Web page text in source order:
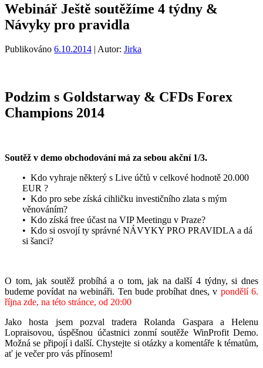
Webinář Ještě soutěžíme 4 týdny &
Návyky pro pravidla
Publikováno 6.10.2014 | Autor: Jirka
Podzim s Goldstarway & CFDs Forex
Champions 2014
Soutěž v demo obchodování má za sebou akční 1/3.
• Kdo vyhraje některý s Live účtů v celkové hodnotě 20.000
EUR ?
• Kdo pro sebe získá cihličku investičního zlata s mým
věnováním?
• Kdo získá free účast na VIP Meetingu v Praze?
• Kdo si osvojí ty správné NÁVYKY PRO PRAVIDLA a dá
si šanci?
O tom, jak soutěž probíhá a o tom, jak na další 4 týdny, si dnes
budeme povídat na webináři. Ten bude probíhat dnes, v pondělí 6.
října zde, na této stránce, od 20:00
Jako hosta jsem pozval tradera Rolanda Gaspara a Helenu
Lopraisovou, úspěšnou účastnici zonmí soutěže WinProfit Demo.
Možná se připojí i další. Chystejte si otázky a komentáře k tématům,
ať je večer pro vás přínosem!